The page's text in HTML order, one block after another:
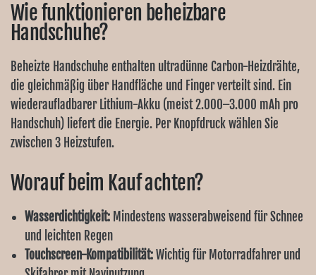
Wie funktionieren beheizbare
Handschuhe?
Beheizte Handschuhe enthalten ultradünne Carbon-Heizdrähte,
die gleichmäßig über Handfläche und Finger verteilt sind. Ein
wiederaufladbarer Lithium-Akku (meist 2.000–3.000 mAh pro
Handschuh) liefert die Energie. Per Knopfdruck wählen Sie
zwischen 3 Heizstufen.
Worauf beim Kauf achten?
Wasserdichtigkeit: Mindestens wasserabweisend für Schnee
und leichten Regen
Touchscreen-Kompatibilität:Wichtig für Motorradfahrer und